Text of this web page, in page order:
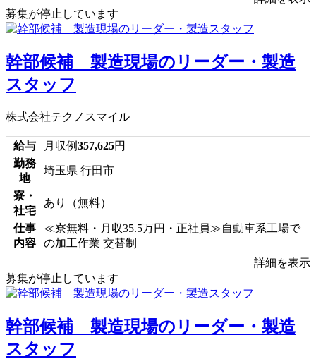
募集が停止しています
幹部候補 製造現場のリーダー・製造
スタッフ
株式会社テクノスマイル
給与 月収例357,625円
勤務
地
埼玉県 行田市
寮・
社宅
あり（無料）
仕事
内容
≪寮無料・月収35.5万円・正社員≫自動車系工場で
の加工作業 交替制
詳細を表示
募集が停止しています
幹部候補 製造現場のリーダー・製造
スタッフ